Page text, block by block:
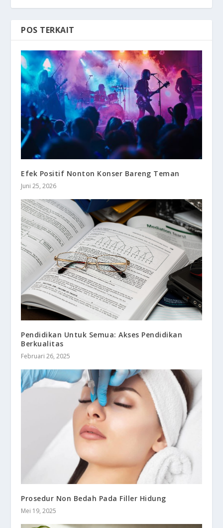
POS TERKAIT
Efek Positif Nonton Konser Bareng Teman
Juni 25, 2026
Pendidikan Untuk Semua: Akses Pendidikan
Berkualitas
Februari 26, 2025
Prosedur Non Bedah Pada Filler Hidung
Mei 19, 2025